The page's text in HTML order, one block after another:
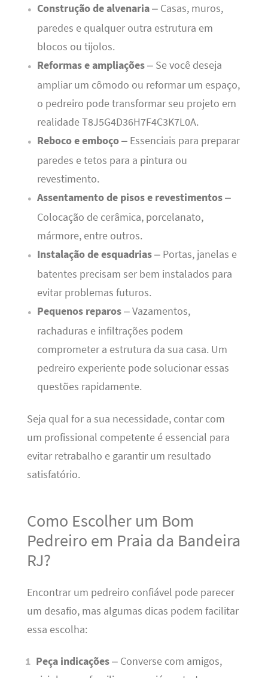
Construção de alvenaria– Casas, muros,
paredes e qualquer outra estrutura em
blocos ou tijolos.
Reformas e ampliações– Se você deseja
ampliar um cômodo ou reformar um espaço,
o pedreiro pode transformar seu projeto em
realidade T8J5G4D36H7F4C3K7L0A.
Reboco e emboço– Essenciais para preparar
paredes e tetos para a pintura ou
revestimento.
Assentamento de pisos e revestimentos–
Colocação de cerâmica, porcelanato,
mármore, entre outros.
Instalação de esquadrias– Portas, janelas e
batentes precisam ser bem instalados para
evitar problemas futuros.
Pequenos reparos– Vazamentos,
rachaduras e infiltrações podem
comprometer a estrutura da sua casa. Um
pedreiro experiente pode solucionar essas
questões rapidamente.
Seja qual for a sua necessidade, contar com
um profissional competente é essencial para
evitar retrabalho e garantir um resultado
satisfatório.
Como Escolher um Bom
Pedreiro em Praia da Bandeira
RJ?
Encontrar um pedreiro confiável pode parecer
um desafio, mas algumas dicas podem facilitar
essa escolha:
Peça indicações– Converse com amigos,